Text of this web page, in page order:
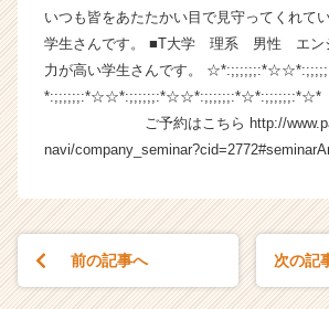
企
業
か
ら
ス
カ
ウ
が
活
いつも皆をあたたかい目で見守ってくれて
学生さんです。 ■T大学 理系 男性 エン
力が高い学生さんです。
ご予約はこちら http://
navi/
前の記事へ 次の記